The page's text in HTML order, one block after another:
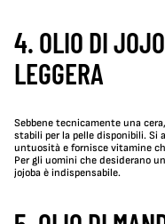
4. OLIO DI
LEGGERA
Sebbene tecnicamente una
stabili per la pelle disponibili. Si
untuosità e fornisce vitamine
Per gli uomini che desiderano
jojoba è indispensabile.